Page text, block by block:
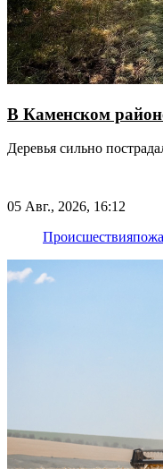
В Каменском
Деревья сильно
05 Авг., 2026, 16:12
Происшествия